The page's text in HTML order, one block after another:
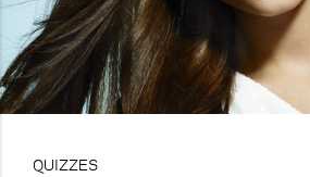
QUIZZES